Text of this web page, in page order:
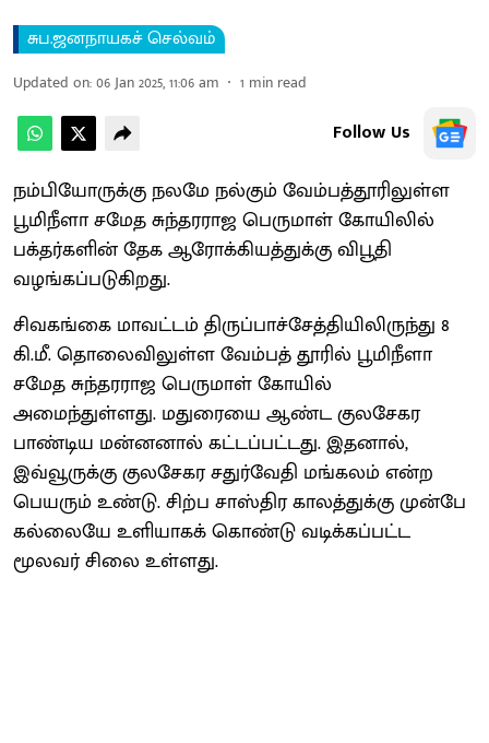
சுப.ஜனநாயகச் செல்வம்
Updated on:06 Jan 2025, 11:06 am 1 min read
Follow Us
நம்பியோருக்கு நலமே நல்கும் வேம்பத்தூரிலுள்ள
பூமிநீளா சமேத சுந்தரராஜ பெருமாள் கோயிலில்
பக்தர்களின் தேக ஆரோக்கியத்துக்கு விபூதி
வழங்கப்படுகிறது.
சிவகங்கை மாவட்டம் திருப்பாச்சேத்தியிலிருந்து 8
கி.மீ. தொலைவிலுள்ள வேம்பத் தூரில் பூமிநீளா
சமேத சுந்தரராஜ பெருமாள் கோயில்
அமைந்துள்ளது. மதுரையை ஆண்ட குலசேகர
பாண்டிய மன்னனால் கட்டப்பட்டது. இதனால்,
இவ்வூருக்கு குலசேகர சதுர்வேதி மங்கலம் என்ற
பெயரும் உண்டு. சிற்ப சாஸ்திர காலத்துக்கு முன்பே
கல்லையே உளியாகக் கொண்டு வடிக்கப்பட்ட
மூலவர் சிலை உள்ளது.